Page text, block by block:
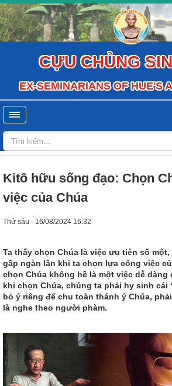
CỰU CHỦNG
EX-SEMINARIANS OF HUE'S
Kitô hữu sống đạo: Chọn
việc của Chúa
Thứ sáu - 16/08/2024 16:32
Ta thấy chọn Chúa là việc ưu tiên số
gấp ngàn lần khi ta chọn lựa công việc
chọn Chúa không hề là một việc dễ dàng
khi chọn Chúa, chúng ta phải hy sinh cái
bỏ ý riêng để chu toàn thánh ý Chúa,
là nghe theo người phàm.